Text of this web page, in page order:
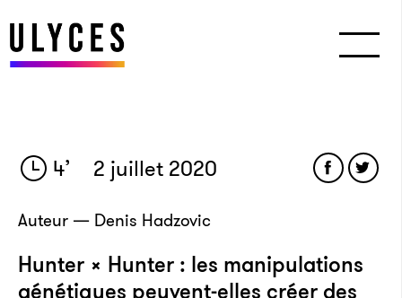
4’ 2 juillet 2020
Auteur — Denis Hadzovic
Hunter × Hunter : les manipulations
génétiques peuvent-elles créer des